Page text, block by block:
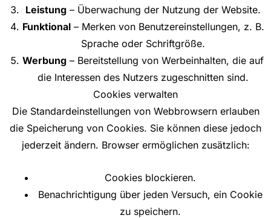
Leistung – Überwachung der Nutzung der Website.
Funktional– Merken von Benutzereinstellungen, z. B.
Sprache oder Schriftgröße.
Werbung – Bereitstellung von Werbeinhalten, die auf
die Interessen des Nutzers zugeschnitten sind.
Cookies verwalten
Die Standardeinstellungen von Webbrowsern erlauben
die Speicherung von Cookies. Sie können diese jedoch
jederzeit ändern. Browser ermöglichen zusätzlich:
Cookies blockieren.
Benachrichtigung über jeden Versuch, ein Cookie
zu speichern.